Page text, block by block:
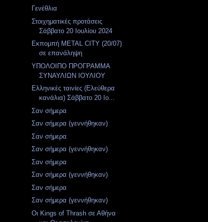
Γενέθλια
Στοιχηματικές προτάσεις
Σάββατο 20 Ιουλίου 2024
Εκπομπή METAL CITY (20/07)
σε επανάληψη
ΥΠΟΛΟΙΠΟ ΠΡΟΓΡΑΜΜΑ
ΣΥΝΑΥΛΙΩΝ ΙΟΥΛΙΟΥ
Ελληνικές ταινίες (Ελεύθερα
κανάλια) Σάββατο 20 Ιο...
Σαν σήμερα
Σαν σήμερα (γεννήθηκαν)
Σαν σήμερα
Σαν σήμερα (γεννήθηκαν)
Σαν σήμερα
Σαν σήμερα (γεννήθηκαν)
Σαν σήμερα
Σαν σήμερα (γεννήθηκαν)
Οι Kings of Thrash σε Αθήνα